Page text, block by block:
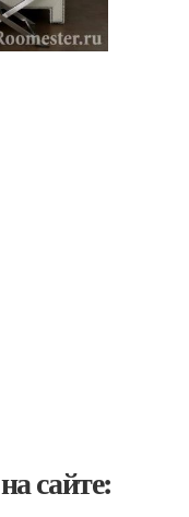
сайте: